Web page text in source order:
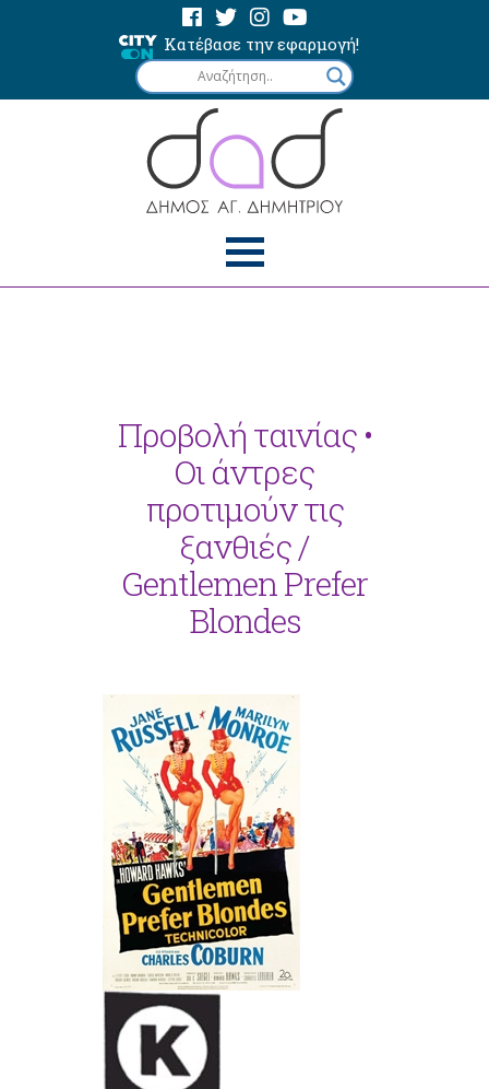
Κατέβασε την εφαρμογή!
Προβολή ταινίας •
Οι άντρες
προτιμούν τις
ξανθιές /
Gentlemen Prefer
Blondes